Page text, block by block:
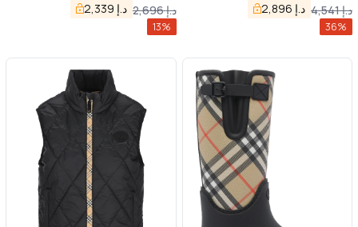
د.إ4,541 د.إ 2,896
36%
د.إ2,696 د.إ 2,339
13%